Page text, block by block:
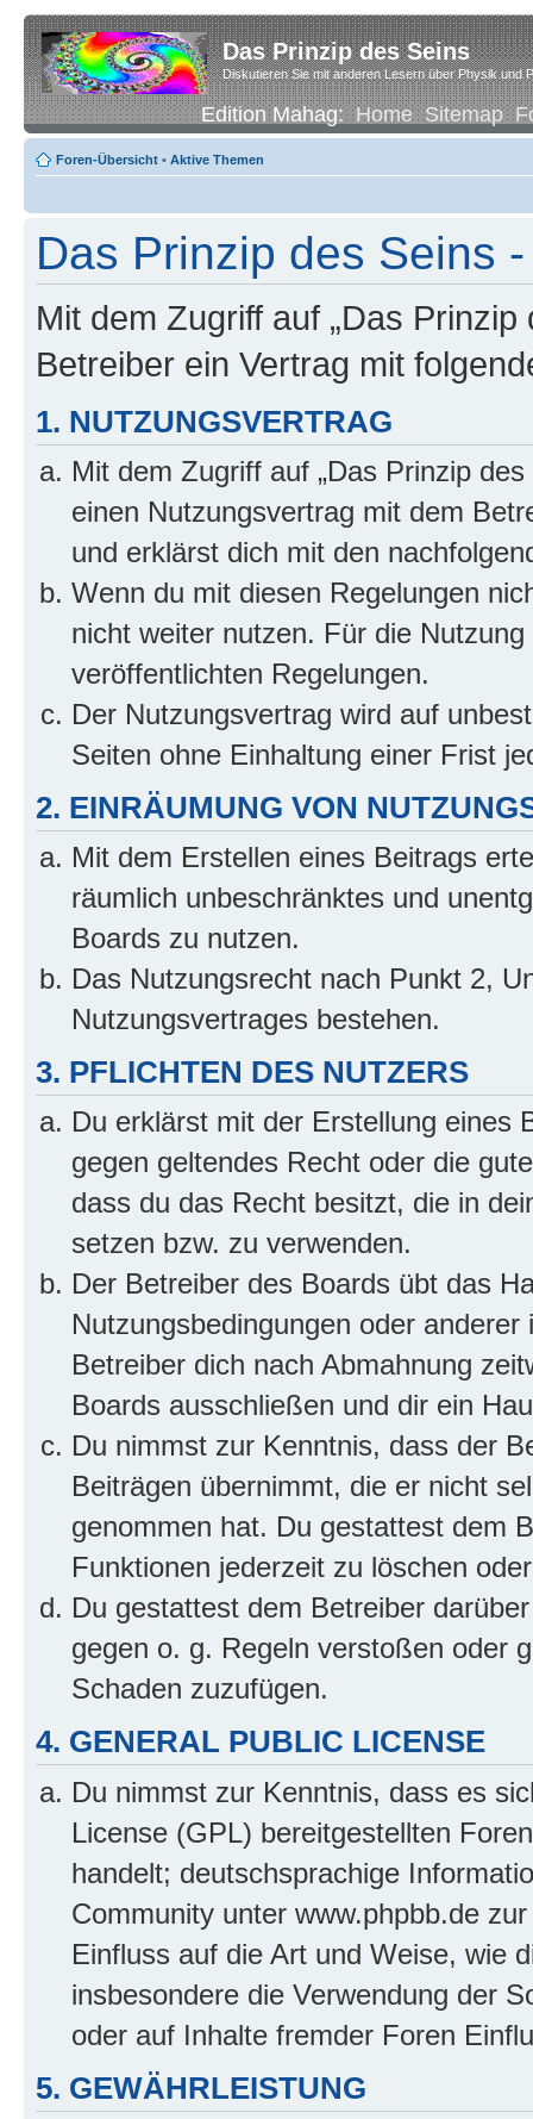
Das Prinzip des Seins
Diskutieren Sie mit anderen Lesern über Physik und
Edition Mahag:Home Sitemap
Foren-Übersicht • Aktive Themen
Das Prinzip des Seins
Mit dem Zugriff auf „Das
Betreiber ein Vertrag mit
1. NUTZUNGSVERTRAG
Mit dem Zugriff auf „Das Prinzip
einen Nutzungsvertrag mit dem
und erklärst dich mit den
Wenn du mit diesen Regelungen
nicht weiter nutzen. Für die
veröffentlichten Regelungen.
Der Nutzungsvertrag wird auf
Seiten ohne Einhaltung einer Frist
2. EINRÄUMUNG VON
Mit dem Erstellen eines Beitrags
räumlich unbeschränktes und
Boards zu nutzen.
Das Nutzungsrecht nach Punkt 2,
Nutzungsvertrages bestehen.
3. PFLICHTEN DES NUTZERS
Du erklärst mit der Erstellung eines
gegen geltendes Recht oder die
dass du das Recht besitzt, die in
setzen bzw. zu verwenden.
Der Betreiber des Boards übt das
Nutzungsbedingungen oder
Betreiber dich nach Abmahnung
Boards ausschließen und dir ein
Du nimmst zur Kenntnis, dass der
Beiträgen übernimmt, die er nicht
genommen hat. Du gestattest dem
Funktionen jederzeit zu löschen
Du gestattest dem Betreiber
gegen o. g. Regeln verstoßen oder
Schaden zuzufügen.
4. GENERAL PUBLIC LICENSE
Du nimmst zur Kenntnis, dass es
License (GPL) bereitgestellten
handelt; deutschsprachige
Community unter www.phpbb.de
Einfluss auf die Art und Weise, wie
insbesondere die Verwendung der
oder auf Inhalte fremder Foren
5. GEWÄHRLEISTUNG